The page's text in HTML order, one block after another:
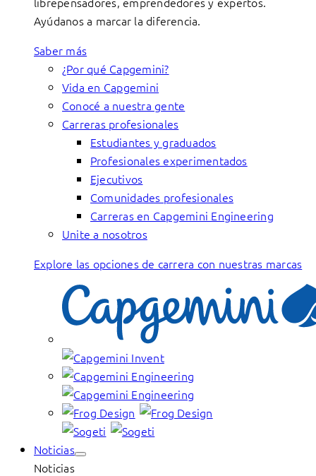
Ayúdanos a marcar la diferencia.
Saber más
¿Por qué Capgemini?
Vida en Capgemini
Conocé a nuestra gente
Carreras profesionales
Estudiantes y graduados
Profesionales experimentados
Ejecutivos
Comunidades profesionales
Carreras en Capgemini Engineering
Unite a nosotros
Explore las opciones de carrera con nuestras marcas
Noticias
Noticias